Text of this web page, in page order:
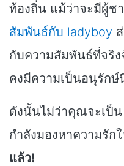
ท้องถิ่น แม้ว่าจะมีผู้ช
สัมพันธ์กับ ladyboy
กับความสัมพันธ์ที่จริง
คงมีความเป็นอนุรักษ์
ดังนั้นไม่ว่าคุณจะเป็
กำลังมองหาความรัก
แล้ว!